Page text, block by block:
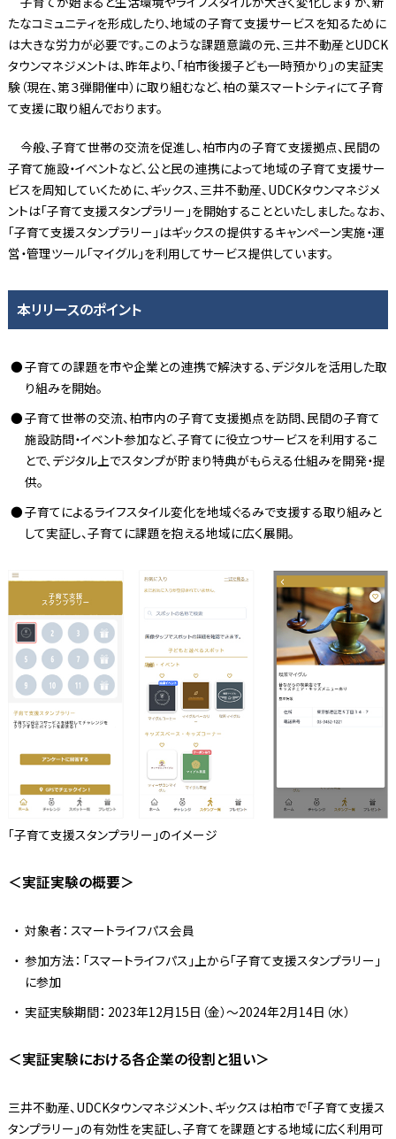
たなコミュニティを形成したり、地域の子育て支援サービスを知るために
は大きな労力が必要です。このような課題意識の元、三井不動産とUDCK
タウンマネジメントは、昨年より、「柏市後援子ども一時預かり」の実証実
験（現在、第３弾開催中）に取り組むなど、柏の葉スマートシティにて子育
て支援に取り組んでおります。
今般、子育て世帯の交流を促進し、柏市内の子育て支援拠点、民間の
子育て施設・イベントなど、公と民の連携によって地域の子育て支援サー
ビスを周知していくために、ギックス、三井不動産、UDCKタウンマネジメ
ントは「子育て支援スタンプラリー」を開始することといたしました。なお、
「子育て支援スタンプラリー」はギックスの提供するキャンペーン実施・運
営・管理ツール「マイグル」を利用してサービス提供しています。
本リリースのポイント
子育ての課題を市や企業との連携で解決する、デジタルを活用した取
り組みを開始。
子育て世帯の交流、柏市内の子育て支援拠点を訪問、民間の子育て
施設訪問・イベント参加など、子育てに役立つサービスを利用するこ
とで、デジタル上でスタンプが貯まり特典がもらえる仕組みを開発・提
供。
子育てによるライフスタイル変化を地域ぐるみで支援する取り組みと
して実証し、子育てに課題を抱える地域に広く展開。
「子育て支援スタンプラリー」のイメージ
＜実証実験の概要＞
対象者： スマートライフパス会員
参加方法： 「スマートライフパス」上から「子育て支援スタンプラリー」
に参加
実証実験期間： 2023年12月15日（金）～2024年2月14日（水）
＜実証実験における各企業の役割と狙い＞
三井不動産、UDCKタウンマネジメント、ギックスは柏市で「子育て支援ス
タンプラリー」の有効性を実証し、子育てを課題とする地域に広く利用可